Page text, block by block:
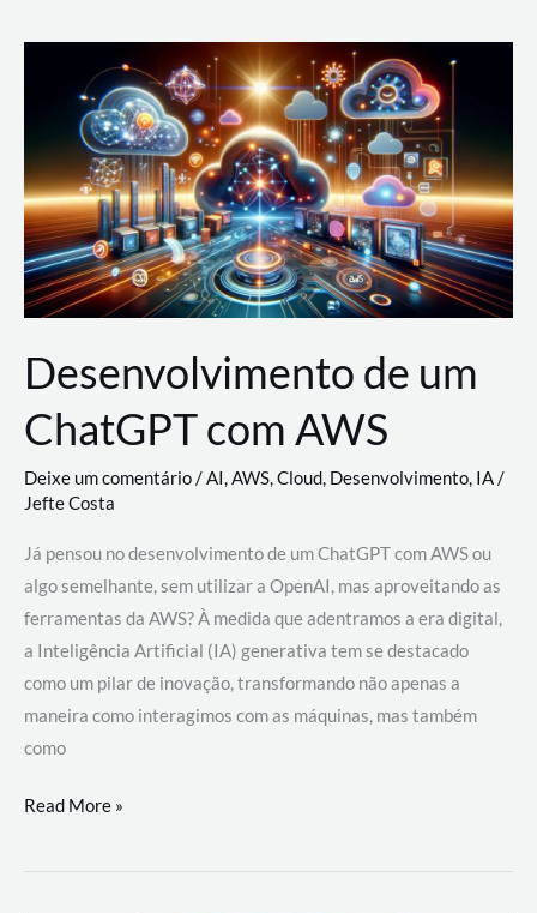
Nuvem:
Google
Cloud,
AWS
e
Azure
Desenvolvimento de um
ChatGPT com AWS
Deixe um comentário/AI,AWS,Cloud, Desenvolvimento, IA/
Jefte Costa
Já pensou no desenvolvimento de um ChatGPT com AWS ou
algo semelhante, sem utilizar a OpenAI, mas aproveitando as
ferramentas da AWS? À medida que adentramos a era digital,
a Inteligência Artificial (IA) generativa tem se destacado
como um pilar de inovação, transformando não apenas a
maneira como interagimos com as máquinas, mas também
como
Desenvolvimento
um
Read More »